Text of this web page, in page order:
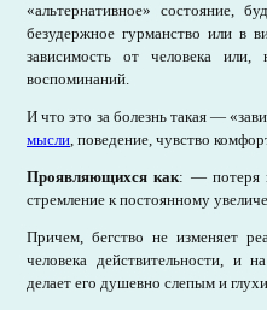
«альтернативное» состояние,
безудержное гурманство или в
зависимость от человека
воспоминаний.
И что это за болезнь такая —
мысли, поведение, чувство
Проявляющихся как: — потеря
стремление к постоянному
Причем, бегство не изменяет
человека действительности, и
делает его душевно слепым и